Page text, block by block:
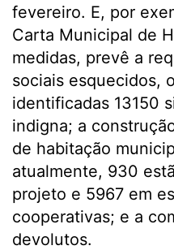
fevereiro. E, por
Carta Municipal de
medidas, prevê a
sociais esquecidos,
identificadas 13150
indigna; a
de habitação
atualmente, 930
projeto e 5967 em
cooperativas; e a
devolutos.